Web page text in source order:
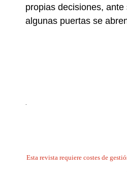
propias decisiones,
algunas puertas se
Esta revista requiere costes de